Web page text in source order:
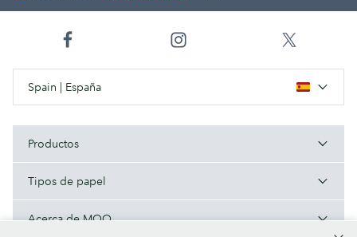
Spain | España
Productos
Tipos de papel
Acerca de MOO